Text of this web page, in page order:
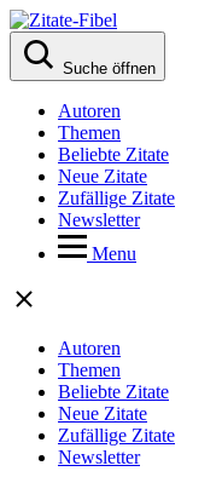
Suche öffnen
Autoren
Themen
Beliebte Zitate
Neue Zitate
Zufällige Zitate
Newsletter
Menu
Autoren
Themen
Beliebte Zitate
Neue Zitate
Zufällige Zitate
Newsletter